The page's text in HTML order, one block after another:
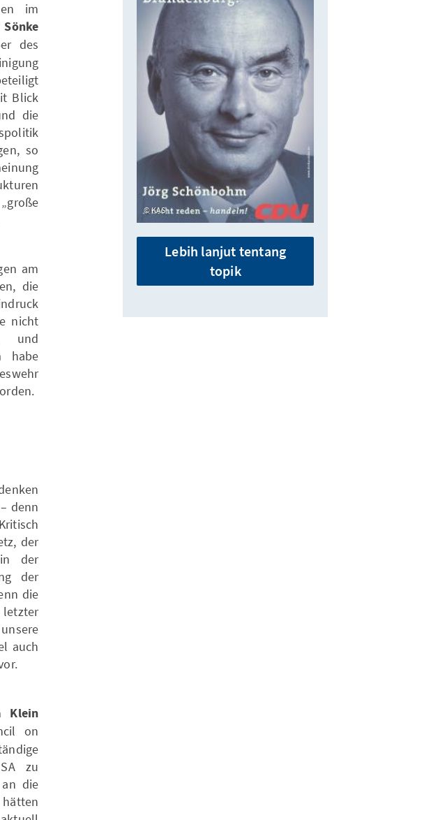
im
des
Blick
die
so
am
die
nicht
und
habe
denn
der
der
der
die
letzter
auch
Klein
on
zu
die
KAS
Lebih lanjut tentang
topik